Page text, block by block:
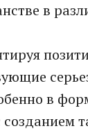
в
в
созданием